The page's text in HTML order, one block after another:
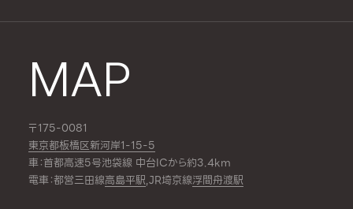
MAP
〒175-0081
東京都板橋区新河岸1-15-5
車：首都高速5号池袋線 中台ICから約3.4km
電車：都営三田線高島平駅,JR埼京線浮間舟渡駅